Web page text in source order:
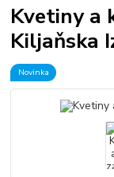
Kvetiny a
Kiljaňska
Novinka